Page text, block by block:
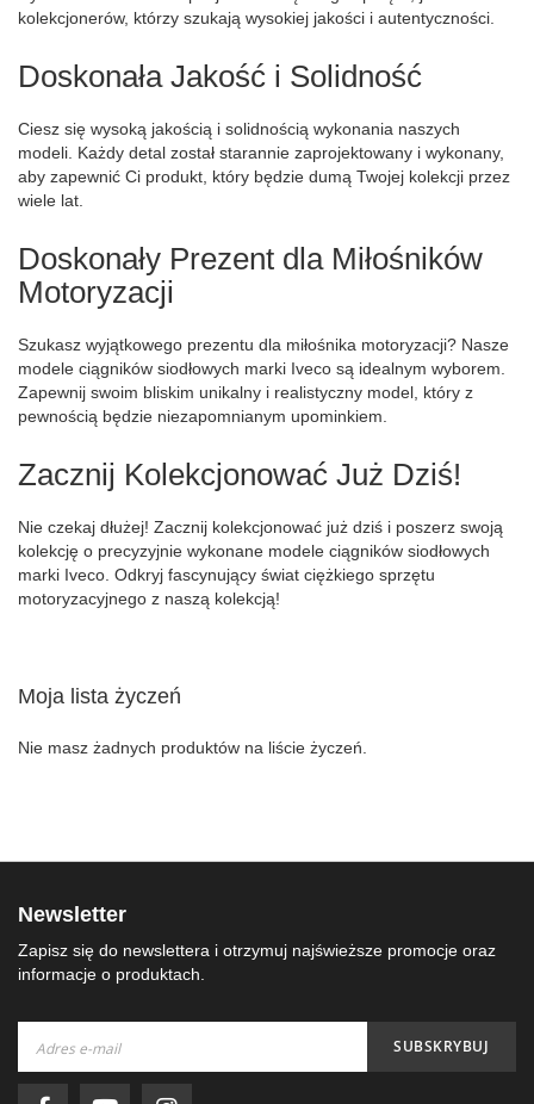
kolekcjonerów, którzy szukają wysokiej jakości i autentyczności.
Doskonała Jakość i Solidność
Ciesz się wysoką jakością i solidnością wykonania naszych
modeli. Każdy detal został starannie zaprojektowany i wykonany,
aby zapewnić Ci produkt, który będzie dumą Twojej kolekcji przez
wiele lat.
Doskonały Prezent dla Miłośników
Motoryzacji
Szukasz wyjątkowego prezentu dla miłośnika motoryzacji? Nasze
modele ciągników siodłowych marki Iveco są idealnym wyborem.
Zapewnij swoim bliskim unikalny i realistyczny model, który z
pewnością będzie niezapomnianym upominkiem.
Zacznij Kolekcjonować Już Dziś!
Nie czekaj dłużej! Zacznij kolekcjonować już dziś i poszerz swoją
kolekcję o precyzyjnie wykonane modele ciągników siodłowych
marki Iveco. Odkryj fascynujący świat ciężkiego sprzętu
motoryzacyjnego z naszą kolekcją!
Moja lista życzeń
Nie masz żadnych produktów na liście życzeń.
Newsletter
Zapisz się do newslettera i otrzymuj najświeższe promocje oraz
informacje o produktach.
nasz
newsletter:
SUBSKRYBUJ